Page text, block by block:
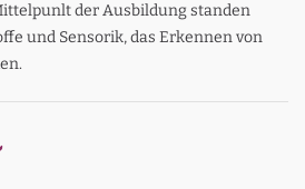
der Ausbildung standen
und Sensorik, das Erkennen von